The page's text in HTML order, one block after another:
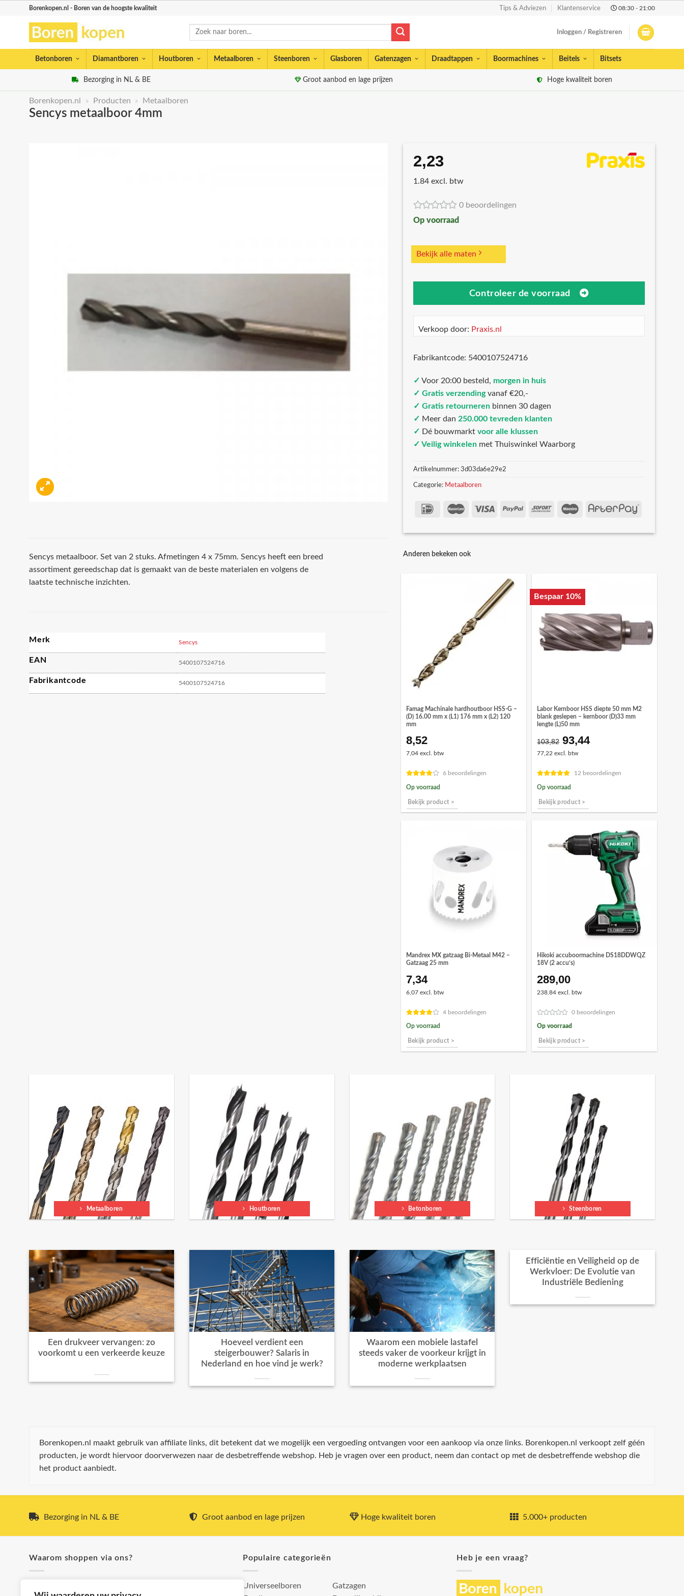
Borenkopen.nl - Boren van de hoogste kwaliteit Tips & Adviezen Klantenservice 08:30 - 21:00
Zoeken
Inloggen / Registreren
Betonboren Diamantboren Houtboren Metaalboren Steenboren Glasboren Gatenzagen Draadtappen Boormachines Beitels Bitsets
Bezorging in NL & BE Groot aanbod en lage prijzen Hoge kwaliteit boren
Borenkopen.nl » Producten » Metaalboren
Sencys metaalboor 4mm
2,23
1.84 excl. btw
0 beoordelingen
Op voorraad
Bekijk alle maten
Controleer de voorraad
Verkoop door: Praxis.nl
Fabrikantcode: 5400107524716
✓ Voor 20:00 besteld, morgen in huis
✓ Gratis verzendingvanaf €20,-
✓ Gratis retourneren binnen 30 dagen
✓ Meer dan 250.000 tevreden klanten
✓ Dé bouwmarkt voor alle klussen
✓ Veilig winkelen met Thuiswinkel Waarborg
Artikelnummer: 3d03da6e29e2
Categorie: Metaalboren
Sencys metaalboor. Set van 2 stuks. Afmetingen 4 x 75mm. Sencys heeft een breed
assortiment gereedschap dat is gemaakt van de beste materialen en volgens de
laatste technische inzichten.
Merk Sencys
EAN 5400107524716
Fabrikantcode 5400107524716
Anderen bekeken ook
Famag Machinale hardhoutboor HSS-G –
(D) 16.00 mm x (L1) 176 mm x (L2) 120
mm
8,52
7,04 excl. btw
6 beoordelingen
Op voorraad
Bekijk product >
Bespaar 10%
Labor Kernboor HSS diepte 50 mm M2
blank geslepen – kernboor (D)33 mm
lengte (L)50 mm
103,82 Oorspronkelijke
prijs
€103,82.
93,44Huidige
€93,44.
77,22 excl. btw
12 beoordelingen
Op voorraad
Bekijk product >
Mandrex MX gatzaag Bi-Metaal M42 –
Gatzaag 25 mm
7,34
6,07 excl. btw
4 beoordelingen
Op voorraad
Bekijk product >
Hikoki accuboormachine DS18DDWQZ
18V (2 accu’s)
289,00
238.84 excl. btw
0 beoordelingen
Op voorraad
Bekijk product >
Metaalboren Houtboren Betonboren Steenboren
Een drukveer vervangen: zo
voorkomt u een verkeerde keuze
Hoeveel verdient een
steigerbouwer? Salaris in
Nederland en hoe vind je werk?
Waarom een mobiele lastafel
steeds vaker de voorkeur krijgt in
moderne werkplaatsen
Efficiëntie en Veiligheid op de
Werkvloer: De Evolutie van
Industriële Bediening
Borenkopen.nl maakt gebruik van affiliate links, dit betekent dat we mogelijk een vergoeding ontvangen voor een aankoop via onze links. Borenkopen.nl verkoopt zelf géén
producten, je wordt hiervoor doorverwezen naar de desbetreffende webshop. Heb je vragen over een product, neem dan contact op met de desbetreffende webshop die
het product aanbiedt.
Bezorging in NL & BE Groot aanbod en lage prijzen Hoge kwaliteit boren 5.000+ producten
Waarom shoppen via ons? Populaire categorieën
Universeelboren
Gatzagen
Heb je een vraag?